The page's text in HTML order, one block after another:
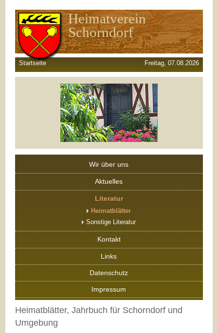
Heimatverein
Schorndorf
Startseite Freitag, 07.08.2026
Wir über uns
Aktuelles
Literatur
Heimatblätter
Sonstige Literatur
Kontakt
Links
Datenschutz
Impressum
Heimatblätter, Jahrbuch für Schorndorf und
Umgebung